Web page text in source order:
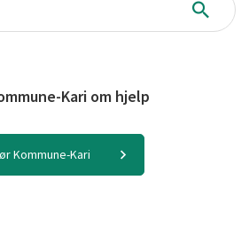
Søk
Kari om hjelp
Kommune-Kari